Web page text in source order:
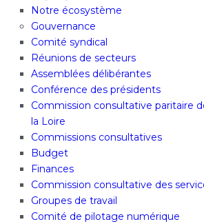
Notre écosystème
Gouvernance
Comité syndical
Réunions de secteurs
Assemblées délibérantes
Conférence des présidents
Commission consultative paritaire
la Loire
Commissions consultatives
Budget
Finances
Commission consultative des
Groupes de travail
Comité de pilotage numérique